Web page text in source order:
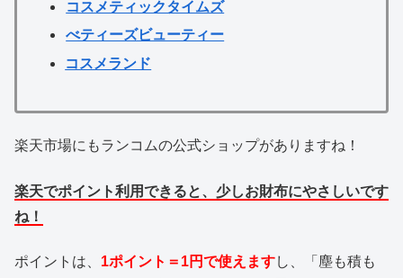
コスメティックタイムズ
べティーズビューティー
コスメランド
楽天市場にもランコムの公式ショップがありますね！
楽天でポイント利用できると、少しお財布にやさしいです
ね！
ポイントは、 1ポイント＝1円で使えますし、「塵も積も